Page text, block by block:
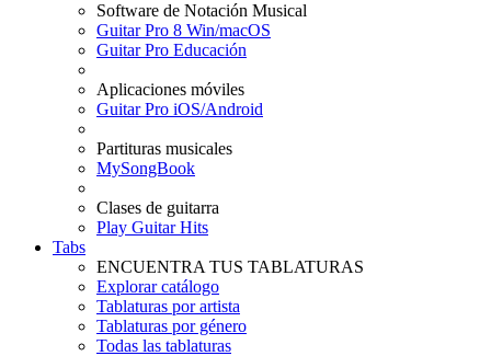
Software de Notación Musical
Guitar Pro 8 Win/macOS
Guitar Pro Educación
Aplicaciones móviles
Guitar Pro iOS/Android
Partituras musicales
MySongBook
Clases de guitarra
Play Guitar Hits
Tabs
ENCUENTRA TUS TABLATURAS
Explorar catálogo
Tablaturas por artista
Tablaturas por género
Todas las tablaturas